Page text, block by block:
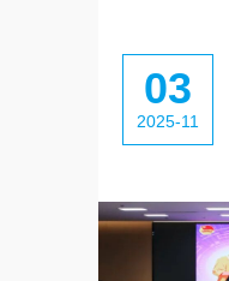
03
2025-11